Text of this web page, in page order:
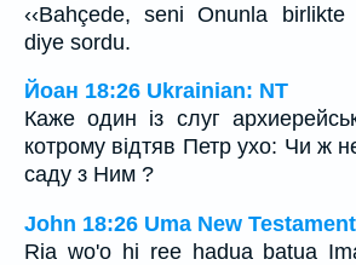
‹‹Bahçede, seni Onunla birlikte
diye sordu.
Йоан 18:26 Ukrainian: NT
Каже один із слуг
котрому відтяв Петр ухо: Чи ж
саду з Ним ?
John 18:26 Uma New Testament
Ria wo'o hi ree hadua batua